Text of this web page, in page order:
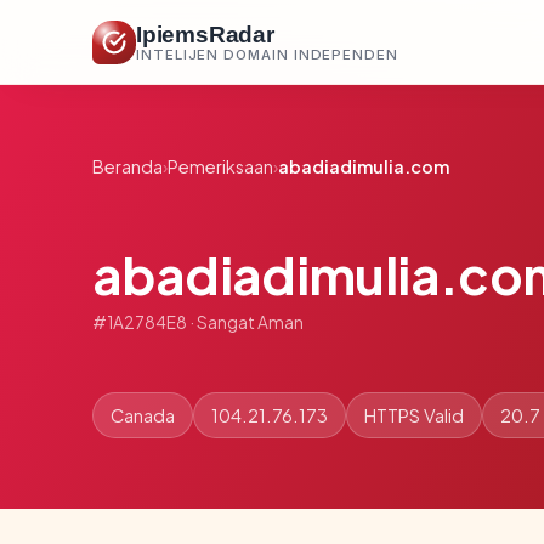
IpiemsRadar
INTELIJEN DOMAIN INDEPENDEN
Beranda›Pemeriksaan›abadiadimulia.com
#1A2784E8 · Sangat Aman
Canada 104.21.76.173 HTTPS Valid 20.7